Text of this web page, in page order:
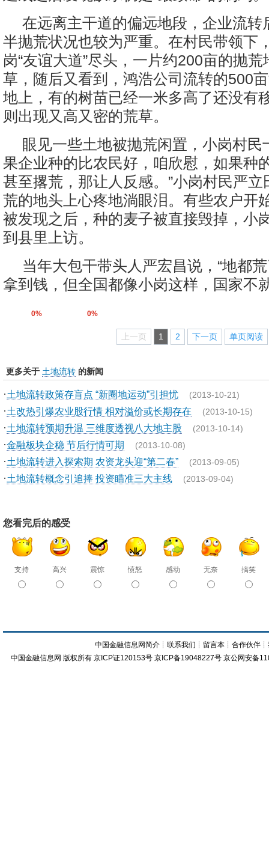
在远离主干道的偏远地段，企业流转
半抛荒状况也较为严重。在村民带领下
岗“友谊大道”尽头，一片约200亩的抛
草，随后又看到，鸿浩公司流转的500
地上，有的树苗已经一米多高了还没有
则出现又高又密的荒草。
眼见一些土地被抛荒闲置，小岗村民
果企业种的比农民好，咱欣慰，如果种
甚至撂荒，那让人反感。”小岗村民严
荒的地头上心疼地淌眼泪。有些农户开
被发现之后，种的麦子被直接毁掉，小
到县里上访。
当年大包干带头人严宏昌说，“地都
拿到钱，但全国都像小岗这样，国家不
0% 0%
上一页 1 2 下一页 单页阅读
更多关于 土地流转 的新闻
·土地流转政策存盲点 “新圈地运动”引担忧 (2013-10-21)
·土改热引爆农业股行情 相对溢价或长期存在 (2013-10-15)
·土地流转预期升温 三维度透视八大地主股 (2013-10-14)
·金融板块企稳 节后行情可期 (2013-10-08)
·土地流转进入探索期 农资龙头迎“第二春” (2013-09-05)
·土地流转概念引追捧 投资瞄准三大主线 (2013-09-04)
您看完后的感受
支持 高兴 震惊 愤怒 感动 无奈 搞笑
中国金融信息网简介 ┊联系我们 ┊ 留言本 ┊合作伙伴 ┊
中国金融信息网 版权所有 京ICP证120153号 京ICP备19048227号 京公网安备